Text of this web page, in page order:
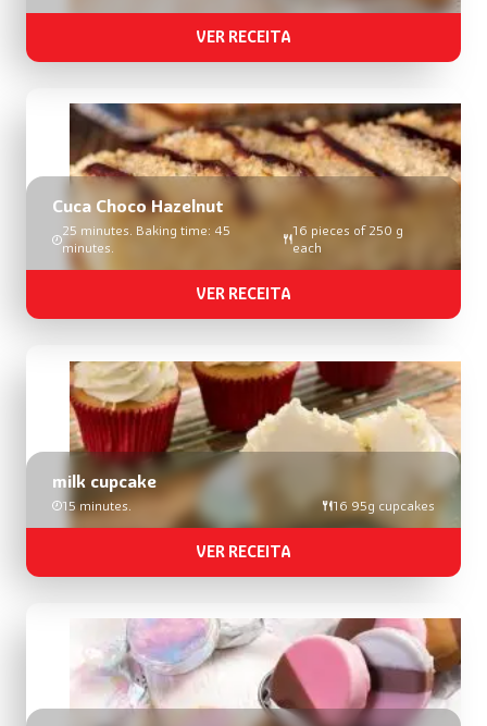
VER RECEITA
Cuca Choco Hazelnut
25 minutes. Baking time: 45
minutes.
16 pieces of 250 g
each
VER RECEITA
milk cupcake
15 minutes. 16 95g cupcakes
VER RECEITA